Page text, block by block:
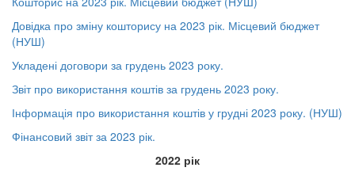
Довідка про зміну кошторису на 2023 рік. Місцевий бюджет
(НУШ)
Укладені договори за грудень 2023 року.
Звіт про використання коштів за грудень 2023 року.
Інформація про використання коштів у грудні 2023 року. (НУШ)
Фінансовий звіт за 2023 рік.
2022 рік